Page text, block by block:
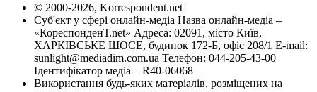
© 2000-2026, Korrespondent.net
Суб'єкт у сфері онлайн-медіа Назва онлайн-медіа –
«КореспонденТ.net» Адреса: 02091, місто Київ,
ХАРКІВСЬКЕ ШОСЕ, будинок 172-Б, офіс 208/1 E-mail:
sunlight@mediadim.com.ua Телефон: 044-205-43-00
Ідентифікатор медіа – R40-06068
Використання будь-яких матеріалів, розміщених на